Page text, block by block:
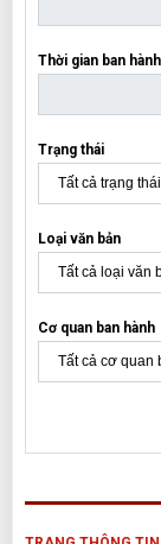
Thời gian ban
Trạng thái
Loại văn bản
Cơ quan ban hành